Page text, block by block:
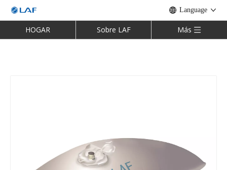
Language
HOGAR Sobre LAF Más